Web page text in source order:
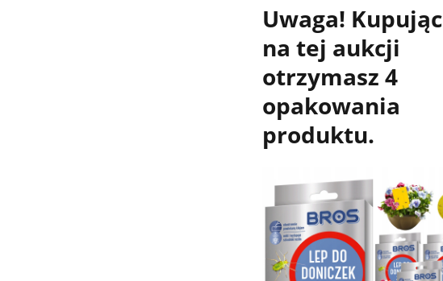
Uwaga! Kupując
na tej aukcji
otrzymasz 4
opakowania
produktu.